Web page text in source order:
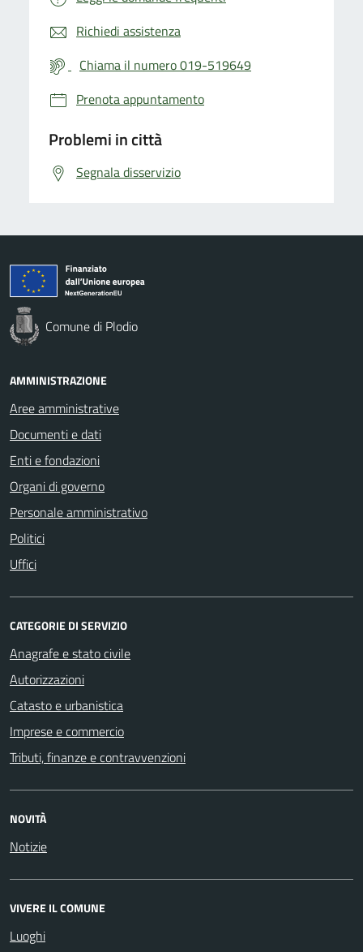
Richiedi assistenza
Chiama il numero 019-519649
Prenota appuntamento
Problemi in città
Segnala disservizio
Comune di Plodio
AMMINISTRAZIONE
Aree amministrative
Documenti e dati
Enti e fondazioni
Organi di governo
Personale amministrativo
Politici
Uffici
CATEGORIE DI SERVIZIO
Anagrafe e stato civile
Autorizzazioni
Catasto e urbanistica
Imprese e commercio
Tributi, finanze e contravvenzioni
NOVITÀ
Notizie
VIVERE IL COMUNE
Luoghi